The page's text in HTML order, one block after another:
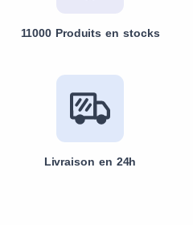
11000 Produits en stocks
Livraison en 24h